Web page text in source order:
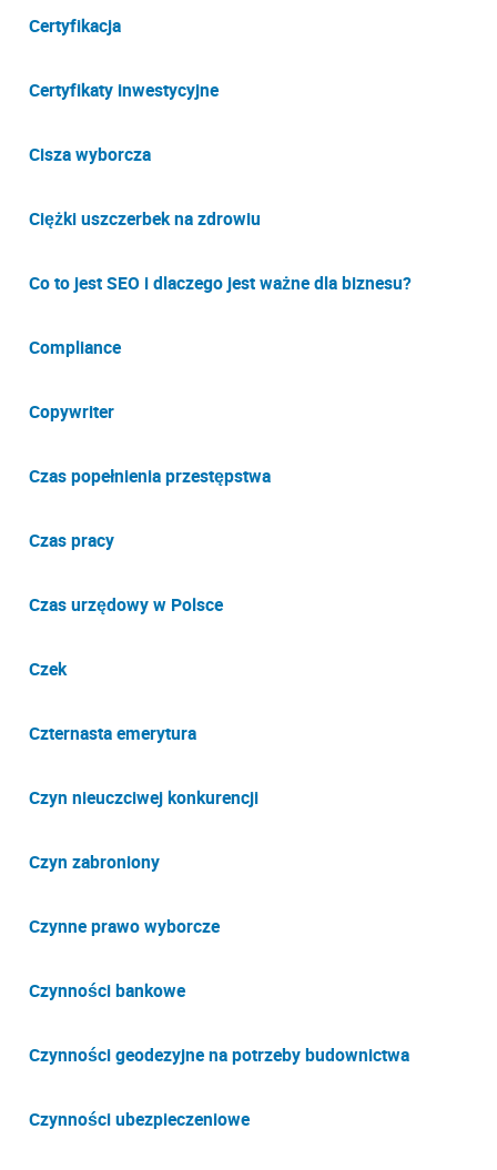
Certyfikacja
Certyfikaty inwestycyjne
Cisza wyborcza
Ciężki uszczerbek na zdrowiu
Co to jest SEO i dlaczego jest ważne dla biznesu?
Compliance
Copywriter
Czas popełnienia przestępstwa
Czas pracy
Czas urzędowy w Polsce
Czek
Czternasta emerytura
Czyn nieuczciwej konkurencji
Czyn zabroniony
Czynne prawo wyborcze
Czynności bankowe
Czynności geodezyjne na potrzeby budownictwa
Czynności ubezpieczeniowe